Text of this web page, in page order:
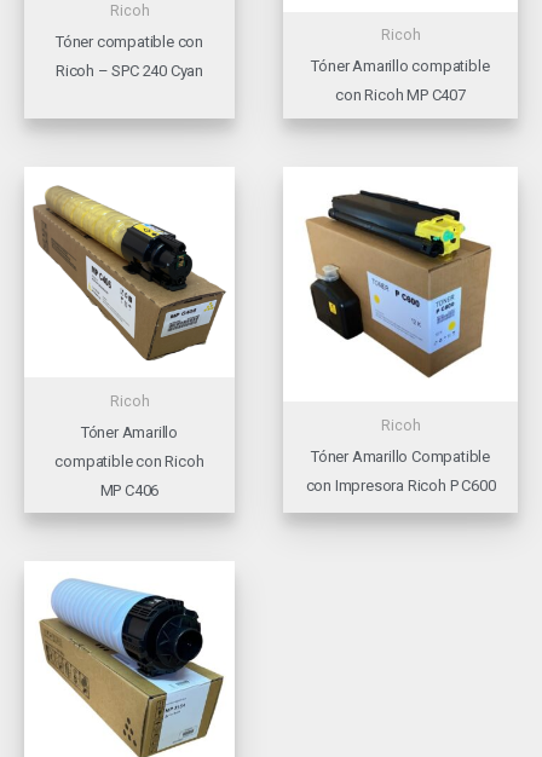
Ricoh
Tóner compatible con
Ricoh – SPC 240 Cyan
Ricoh
Tóner Amarillo compatible
con Ricoh MP C407
Ricoh
Tóner Amarillo
compatible con Ricoh
MP C406
Ricoh
Tóner Amarillo Compatible
con Impresora Ricoh P C600